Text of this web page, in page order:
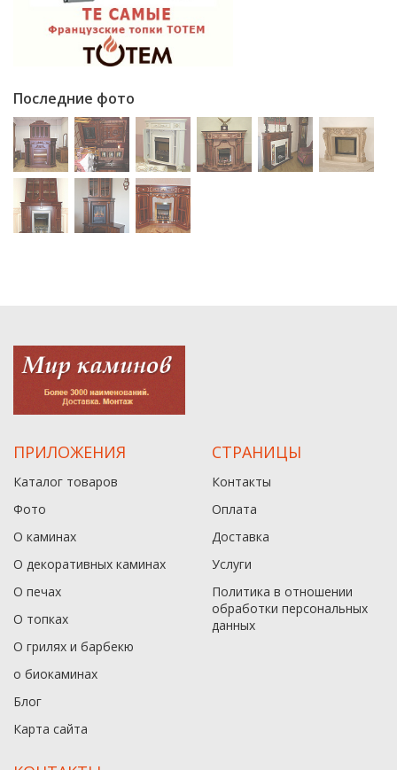
Последние фото
ПРИЛОЖЕНИЯ
Каталог товаров
Фото
О каминах
О декоративных каминах
О печах
О топках
О грилях и барбекю
о биокаминах
Блог
Карта сайта
СТРАНИЦЫ
Контакты
Оплата
Доставка
Услуги
Политика в отношении
обработки персональных
данныx